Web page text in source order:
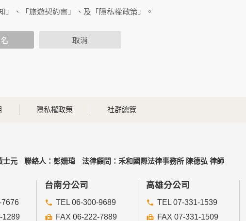
位址、使用時間、使用的瀏覽器、瀏覽及點選資料記錄等，做為我們
析結果之統計數據或說明文字呈現，除供內部研究外，我們會視需要
團體、私人企業或公務機關，但有法律依據或合約義務者，不在此限。
」、「旅遊契約書」、及「隱私權政策」。
取消
隱私權政策 社群總覽
士元 聯絡人：彭姍瑋 法律顧問：禾和國際法律事務所 陳德弘 律師
7676
1289
台南分公司
TEL 06-300-9689
FAX 06-222-7889
高雄分公司
TEL 07-331-1539
FAX 07-331-1509